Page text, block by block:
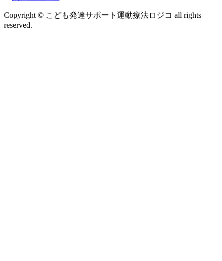
Copyright © こども発達サポート運動療法ロジコ all rights
reserved.